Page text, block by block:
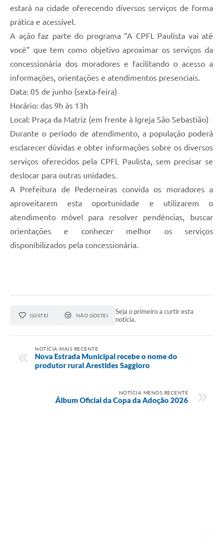
estará na cidade oferecendo diversos serviços de forma
prática e acessível.
A ação faz parte do programa “A CPFL Paulista vai até
você” que tem como objetivo aproximar os serviços da
concessionária dos moradores e facilitando o acesso a
informações, orientações e atendimentos presenciais.
Data: 05 de junho (sexta-feira)
Horário: das 9h às 13h
Local: Praça da Matriz (em frente à Igreja São Sebastião)
Durante o período de atendimento, a população poderá
esclarecer dúvidas e obter informações sobre os diversos
serviços oferecidos pela CPFL Paulista, sem precisar se
deslocar para outras unidades.
A Prefeitura de Pederneiras convida os moradores a
aproveitarem esta oportunidade e utilizarem o
atendimento móvel para resolver pendências, buscar
orientações e conhecer melhor os serviços
disponibilizados pela concessionária.
GOSTEI NÃO GOSTEI
Seja o primeiro a curtir esta
notícia.
NOTÍCIA MAIS RECENTE
Nova Estrada Municipal recebe o nome do
produtor rural Arestides Saggioro
NOTÍCIA MENOS RECENTE
Álbum Oficial da Copa da Adoção 2026